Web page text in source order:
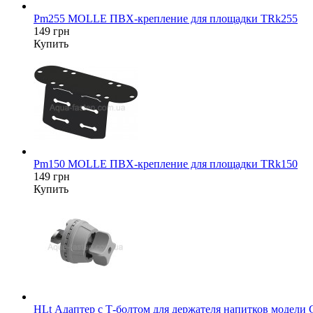
Pm255 MOLLE ПВХ-крепление для площадки TRk255
149 грн
Купить
Pm150 MOLLE ПВХ-крепление для площадки TRk150
149 грн
Купить
HLt Адаптер c Т-болтом для держателя напитков модели